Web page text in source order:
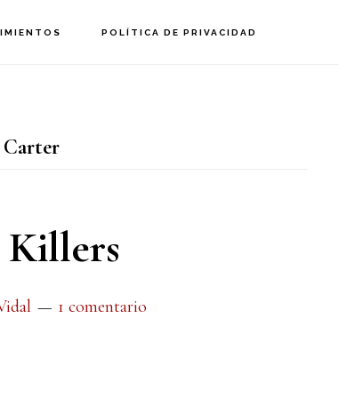
POLÍTICA DE PRIVACIDAD
Carter
1 comentario